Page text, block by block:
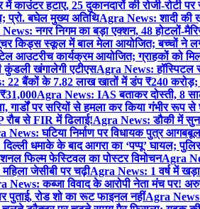
हटाए, 25 दुकानदारों की रोजी-रोटी
प्रो. बघेल मुख्य अतिथिAgra News: शादी की
नगर निगम का बड़ा एक्शन, 48 होटलों-
किड्स स्कूल में बाल मेला आयोजित; बच्चों ने
आउटरीच कार्यक्रम आयोजित; ग्राहकों को
खंगालेगी एटीएसAgra News: हॉस्पिटल
22 बैंकों के 7.82 लाख खातों में डंप ₹240 करोड़;
Agra News: IAS बताकर दोस्ती, 8
गार्डों पर सरियों से हमला कर किया गंभीर रूप
से FIR में ढिलाई!Agra News: डौकी में
News: घटिया निर्माण पर विधायक पुत्र
धमाके के बाद आगरा का ‘पप्पू’ घायल;
फिल्म फेस्टिवल का पोस्टर विमोचनAgra
जेसीबी पर चढ़ीAgra News: 1 वर्ष में
News: कब्जा विवाद के आरोपी नेता मंच पर!
पुताई, रोड शो का रूट फाइनल नहींAgra News: